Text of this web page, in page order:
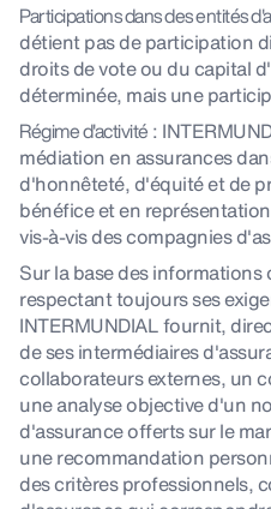
Participations dans des entités
détient pas de participation
droits de vote ou du capital
déterminée, mais une
Régime d'activité :
médiation en assurances
d'honnêteté, d'équité et de
bénéfice et en
vis-à-vis des compagnies
Sur la base des
respectant toujours ses
INTERMUNDIAL fournit,
de ses intermédiaires
collaborateurs externes, un
une analyse objective d'un
d'assurance offerts sur le
une recommandation
des critères professionnels,